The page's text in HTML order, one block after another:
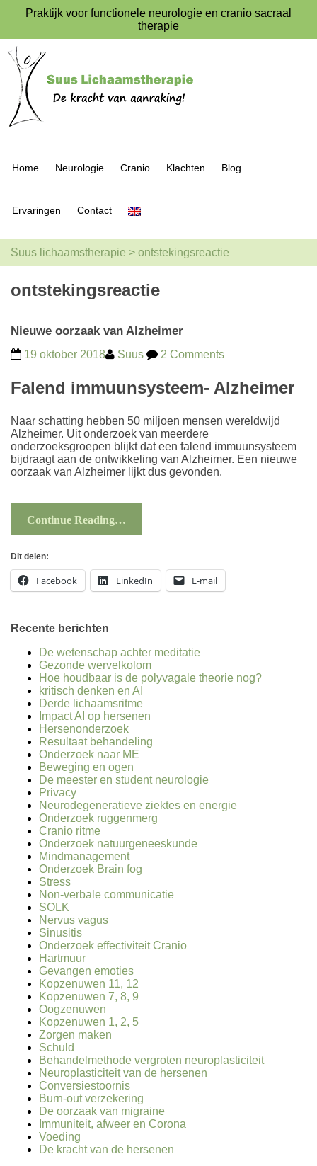
Praktijk voor functionele neurologie en cranio sacraal
therapie
Home Neurologie Cranio Klachten Blog
Ervaringen Contact
Suus lichaamstherapie > ontstekingsreactie
ontstekingsreactie
Nieuwe oorzaak van Alzheimer
19 oktober 2018 Suus 2 Comments
Falend immuunsysteem- Alzheimer
Naar schatting hebben 50 miljoen mensen wereldwijd
Alzheimer. Uit onderzoek van meerdere
onderzoeksgroepen blijkt dat een falend immuunsysteem
bijdraagt aan de ontwikkeling van Alzheimer. Een nieuwe
oorzaak van Alzheimer lijkt dus gevonden.
Continue Reading…
Dit delen:
Facebook LinkedIn E-mail
Recente berichten
De wetenschap achter meditatie
Gezonde wervelkolom
Hoe houdbaar is de polyvagale theorie nog?
kritisch denken en AI
Derde lichaamsritme
Impact AI op hersenen
Hersenonderzoek
Resultaat behandeling
Onderzoek naar ME
Beweging en ogen
De meester en student neurologie
Privacy
Neurodegeneratieve ziektes en energie
Onderzoek ruggenmerg
Cranio ritme
Onderzoek natuurgeneeskunde
Mindmanagement
Onderzoek Brain fog
Stress
Non-verbale communicatie
SOLK
Nervus vagus
Sinusitis
Onderzoek effectiviteit Cranio
Hartmuur
Gevangen emoties
Kopzenuwen 11, 12
Kopzenuwen 7, 8, 9
Oogzenuwen
Kopzenuwen 1, 2, 5
Zorgen maken
Schuld
Behandelmethode vergroten neuroplasticiteit
Neuroplasticiteit van de hersenen
Conversiestoornis
Burn-out verzekering
De oorzaak van migraine
Immuniteit, afweer en Corona
Voeding
De kracht van de hersenen